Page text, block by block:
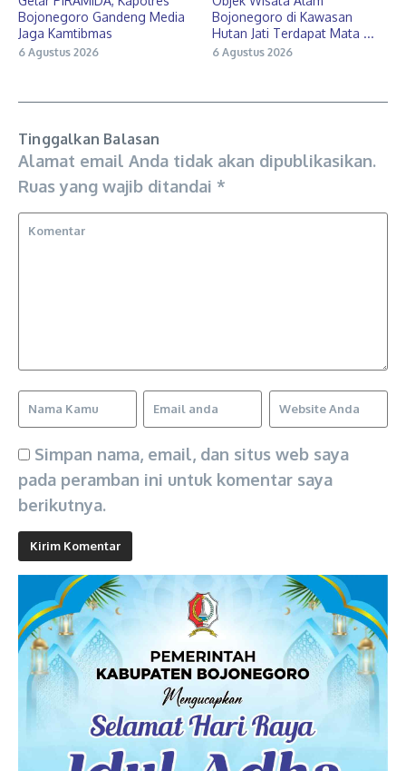
Bojonegoro Gandeng Media
Jaga Kamtibmas
6 Agustus 2026
Bojonegoro di Kawasan
Hutan Jati Terdapat Mata ...
6 Agustus 2026
Tinggalkan Balasan
Alamat email Anda tidak akan dipublikasikan.
Ruas yang wajib ditandai *
Simpan nama, email, dan situs web saya
pada peramban ini untuk komentar saya
berikutnya.